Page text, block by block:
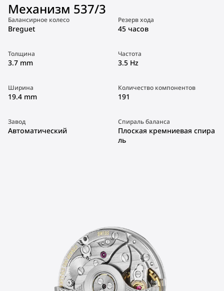
Механизм 537/3
Балансирное колесо
Breguet
Резерв хода
45 часов
Толщина
3.7 mm
Частота
3.5 Hz
Ширина
19.4 mm
Количество компонентов
191
Завод
Автоматический
Спираль баланса
Плоская кремниевая спира
ль